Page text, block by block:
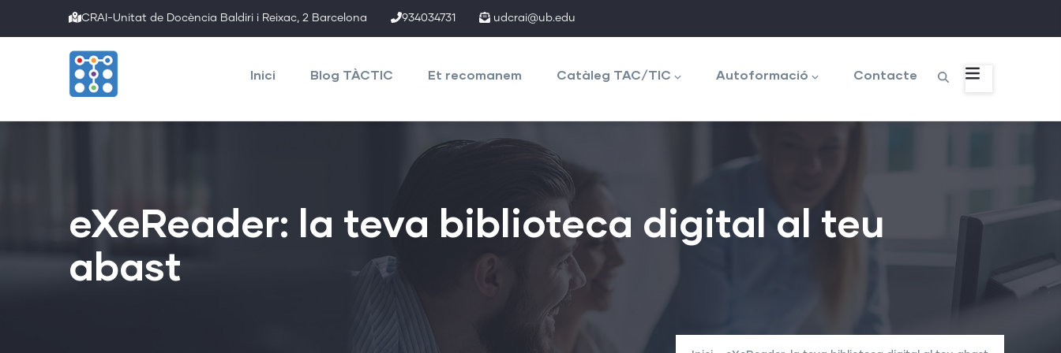
to
CRAI-Unitat de Docència Baldiri i Reixac, 2 Barcelona 934034731 udcrai@ub.edu
navigation
Inici Blog TÀCTIC Et recomanem Catàleg TAC/TIC Autoformació Contacte
eXeReader: la teva biblioteca digital al teu
abast